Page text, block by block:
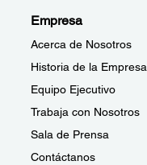
Empresa
Acerca de Nosotros
Historia de la Empresa
Equipo Ejecutivo
Trabaja con Nosotros
Sala de Prensa
Contáctanos